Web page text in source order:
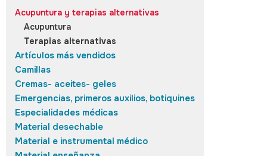
Acupuntura y terapias alternativas
Acupuntura
Terapias alternativas
Artículos más vendidos
Camillas
Cremas- aceites- geles
Emergencias, primeros auxilios, botiquines
Especialidades médicas
Material desechable
Material e instrumental médico